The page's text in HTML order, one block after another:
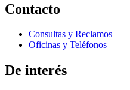
Contacto
Consultas y Reclamos
Oficinas y Teléfonos
De interés